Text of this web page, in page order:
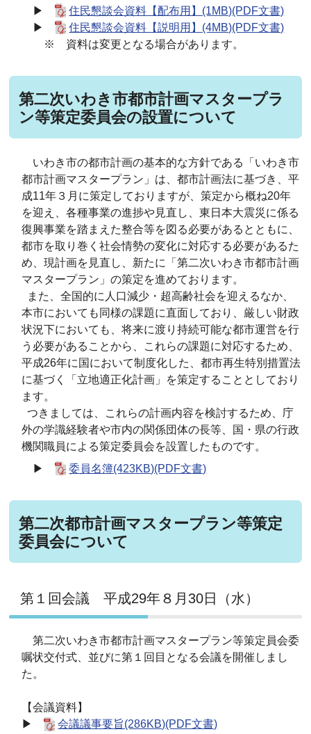
▶
住民懇談会資料【配布用】(1MB)(PDF文書)
▶
住民懇談会資料【説明用】(4MB)(PDF文書)
※ 資料は変更となる場合があります。
第二次いわき市都市計画マスタープラ
ン等策定委員会の設置について
いわき市の都市計画の基本的な方針である「いわき市
都市計画マスタープラン」は、都市計画法に基づき、平
成11年３月に策定しておりますが、策定から概ね20年
を迎え、各種事業の進捗や見直し、東日本大震災に係る
復興事業を踏まえた整合等を図る必要があるとともに、
都市を取り巻く社会情勢の変化に対応する必要があるた
め、現計画を見直し、新たに「第二次いわき市都市計画
マスタープラン」の策定を進めております。
また、全国的に人口減少・超高齢社会を迎えるなか、
本市においても同様の課題に直面しており、厳しい財政
状況下においても、将来に渡り持続可能な都市運営を行
う必要があることから、これらの課題に対応するため、
平成26年に国において制度化した、都市再生特別措置法
に基づく「立地適正化計画」を策定することとしており
ます。
つきましては、これらの計画内容を検討するため、庁
外の学識経験者や市内の関係団体の長等、国・県の行政
機関職員による策定委員会を設置したものです。
▶
委員名簿(423KB)(PDF文書)
第二次都市計画マスタープラン等策定
委員会について
第１回会議 平成29年８月30日（水）
第二次いわき市都市計画マスタープラン等策定員会委
嘱状交付式、並びに第１回目となる会議を開催しまし
た。
【会議資料】
▶
会議議事要旨(286KB)(PDF文書)